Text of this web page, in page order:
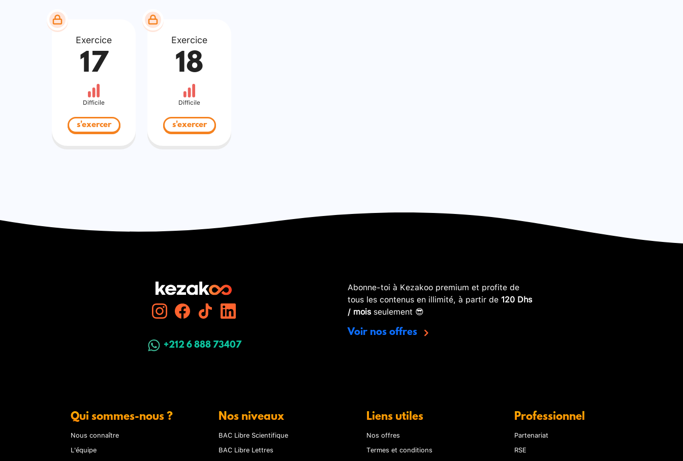
Exercice
17
Difficile
s'exercer
Exercice
18
Difficile
s'exercer
+212 6 888 73407
Abonne-toi à Kezakoo premium et profite de
tous les contenus en illimité, à partir de 120 Dhs
/ moisseulement 😎
Voir nos offres
Qui sommes-nous ?
Nous connaître
L'équipe
Nos niveaux
BAC Libre Scientifique
BAC Libre Lettres
Liens utiles
Nos offres
Termes et conditions
Professionnel
Partenariat
RSE